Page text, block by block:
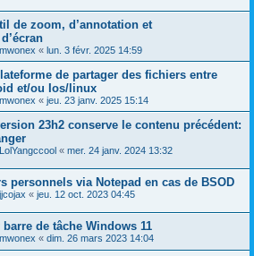
de zoom, d’annotation et
mwonex « lun. 3 févr. 2025 14:59
de partager des fichiers entre
et/ou Ios/linux
mwonex « jeu. 23 janv. 2025 15:14
23h2 conserve le contenu précédent:
LolYangccool « mer. 24 janv. 2024 13:32
personnels via Notepad en cas de BSOD
jjcojax « jeu. 12 oct. 2023 04:45
de tâche Windows 11
mwonex « dim. 26 mars 2023 14:04